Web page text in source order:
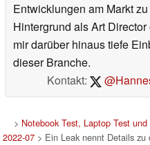
Entwicklungen am Markt
Hintergrund als Art
mir darüber hinaus tiefe
dieser Branche.
Kontakt:
> Notebook Test, Laptop Test und
2022-07 > Ein Leak nennt Details